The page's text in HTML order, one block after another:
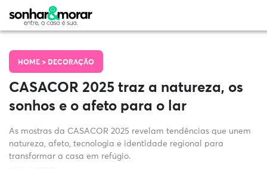
HOME > DECORAÇÃO
CASACOR 2025 traz a natureza, os
sonhos e o afeto para o lar
As mostras da CASACOR 2025 revelam tendências que unem
natureza, afeto, tecnologia e identidade regional para
transformar a casa em refúgio.